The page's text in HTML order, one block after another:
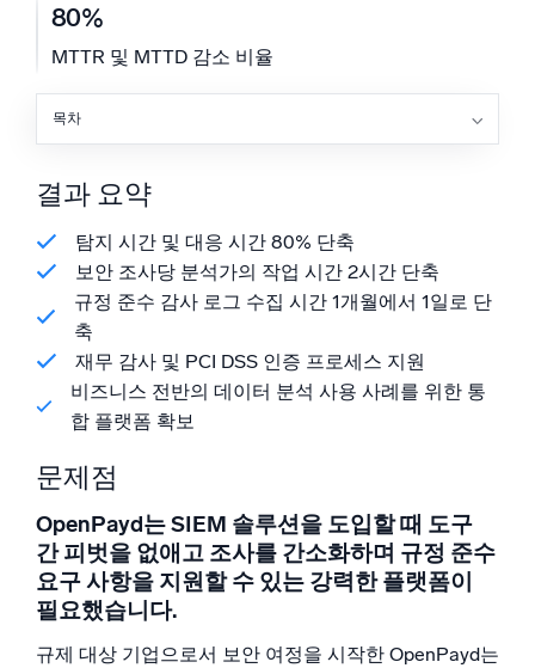
신뢰할 수 있고 인증된
80%
MTTR 및 MTTD 감소 비율
목차
솔루션
결과
결과 요약
탐지 시간 및 대응 시간 80% 단축
보안 조사당 분석가의 작업 시간 2시간 단축
규정 준수 감사 로그 수집 시간 1개월에서 1일로 단
축
재무 감사 및 PCI DSS 인증 프로세스 지원
비즈니스 전반의 데이터 분석 사용 사례를 위한 통
합 플랫폼 확보
문제점
OpenPayd는 SIEM 솔루션을 도입할 때 도구
간 피벗을 없애고 조사를 간소화하며 규정 준수
요구 사항을 지원할 수 있는 강력한 플랫폼이
필요했습니다.
규제 대상 기업으로서 보안 여정을 시작한 OpenPayd는